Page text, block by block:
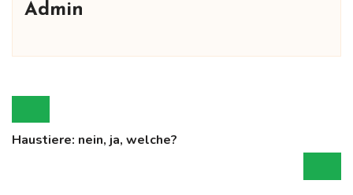
Admin
Haustiere: nein, ja, welche?